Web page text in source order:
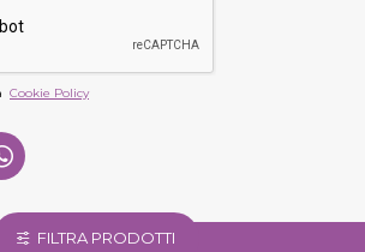
Cookie Policy
FILTRA PRODOTTI